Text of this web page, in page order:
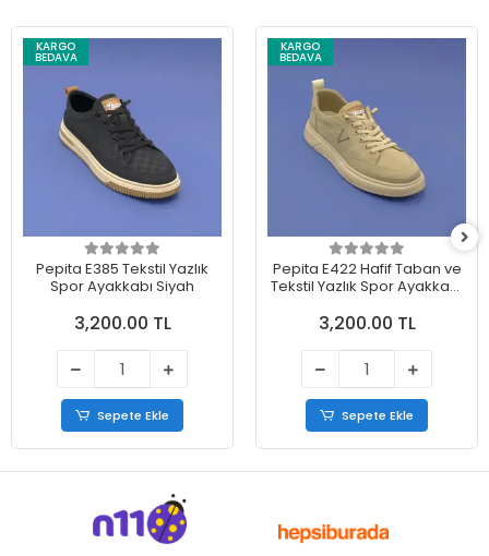
KARGO
BEDAVA
Pepita E385 Tekstil Yazlık
Spor Ayakkabı Siyah
3,200.00 TL
Sepete Ekle
KARGO
BEDAVA
Pepita E422 Hafif Taban ve
Tekstil Yazlık Spor Ayakkabı
3,200.00 TL
Sepete Ekle